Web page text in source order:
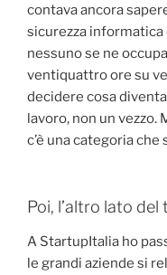
contava ancora
sicurezza
nessuno se ne
ventiquattro ore su
decidere cosa
lavoro, non un vezzo.
c’è una categoria
Poi, l’altro lato del
A StartupItalia ho
le grandi aziende si